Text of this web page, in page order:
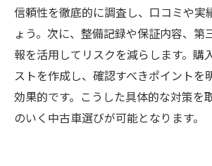
信頼性を徹底的に調査し、口コミや実
ょう。次に、整備記録や保証内容、第
報を活用してリスクを減らします。購
ストを作成し、確認すべきポイントを
効果的です。こうした具体的な対策を
のいく中古車選びが可能となります。